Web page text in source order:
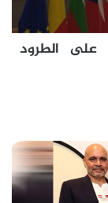
على الطرود